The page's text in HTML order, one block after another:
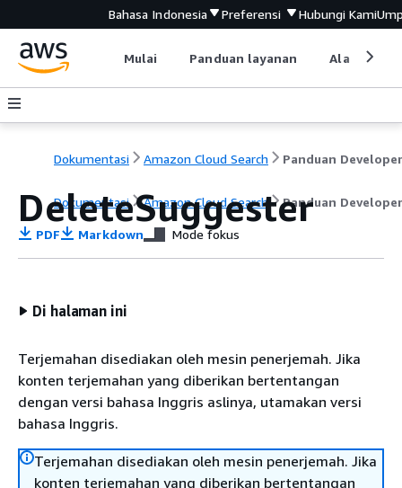
Bahasa Indonesia Preferensi Hubungi Kami
Mulai Panduan layanan Alat
Dokumentasi Amazon Cloud Search Panduan Developer
Dokumentasi Amazon Cloud Search Panduan Developer
DeleteSuggester
PDF Markdown Mode fokus
Di halaman ini
Terjemahan disediakan oleh mesin penerjemah. Jika
konten terjemahan yang diberikan bertentangan
dengan versi bahasa Inggris aslinya, utamakan versi
bahasa Inggris.
Terjemahan disediakan oleh mesin penerjemah. Jika
konten terjemahan yang diberikan bertentangan